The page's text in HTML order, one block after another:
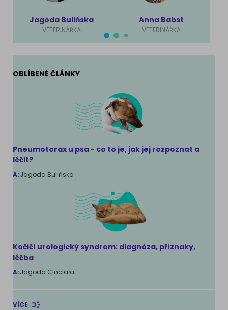
Jagoda Bulińska
VETERINÁŘKA
Anna Babst
VETERINÁŘKA
OBLÍBENÉ ČLÁNKY
Pneumotorax u psa - co to je, jak jej rozpoznat a
léčit?
A:Jagoda Bulińska
Kočičí urologický syndrom: diagnóza, příznaky,
léčba
A:Jagoda Cinciała
VÍCE